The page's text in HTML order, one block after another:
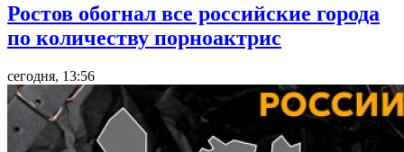
Ростов обогнал все российские города
по количеству порноактрис
сегодня, 13:56